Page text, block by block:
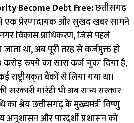
Become Debt Free:छत्तीसगढ़
से एक प्रेरणादायक और सुखद खबर सामने
विकास प्राधिकरण, जिसे पहले
था, अब पूरी तरह से कर्जमुक्त हो
करोड़ रुपये का सारा कर्ज़ चुका दिया है,
बैंकों से लिया गया था।
सरकारी गारंटी भी अब राज्य सरकार
का श्रेय छत्तीसगढ़ के मुख्यमंत्री विष्णु
अनुशासन और पारदर्शी प्रशासन को